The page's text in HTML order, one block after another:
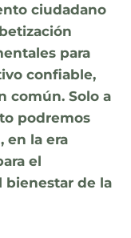
ciudadano
para
confiable,
común. Solo a
podremos
en la era
el
bienestar de la